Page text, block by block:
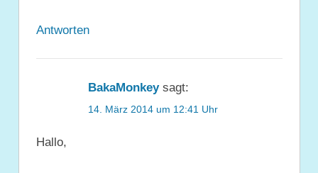
Antworten
BakaMonkey sagt:
14. März 2014 um 12:41 Uhr
Hallo,